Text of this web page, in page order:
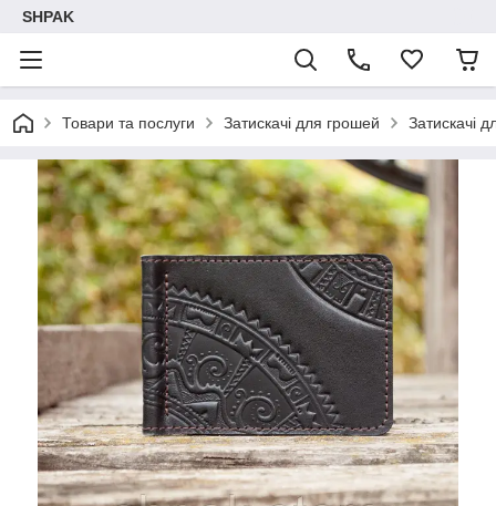
SHPAK
Товари та послуги Затискачі для грошей Затискачі